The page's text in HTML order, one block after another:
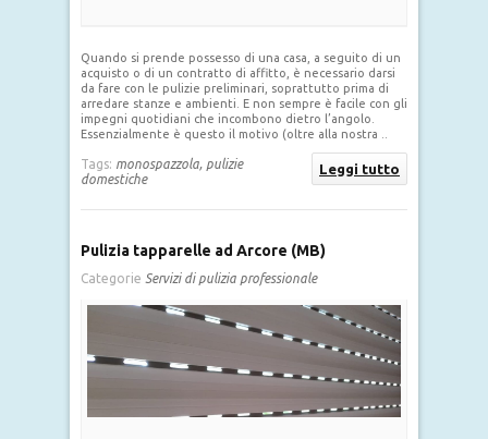
Quando si prende possesso di una casa, a seguito di un
acquisto o di un contratto di affitto, è necessario darsi
da fare con le pulizie preliminari, soprattutto prima di
arredare stanze e ambienti. E non sempre è facile con gli
impegni quotidiani che incombono dietro l’angolo.
Essenzialmente è questo il motivo (oltre alla nostra ..
Leggi tutto
Tags: monospazzola, pulizie
domestiche
Pulizia tapparelle ad Arcore (MB)
Categorie Servizi di pulizia professionale